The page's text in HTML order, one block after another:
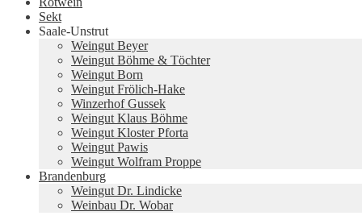
Sekt
Saale-Unstrut
Weingut Beyer
Weingut Böhme & Töchter
Weingut Born
Weingut Frölich-Hake
Winzerhof Gussek
Weingut Klaus Böhme
Weingut Kloster Pforta
Weingut Pawis
Weingut Wolfram Proppe
Brandenburg
Weingut Dr. Lindicke
Weinbau Dr. Wobar